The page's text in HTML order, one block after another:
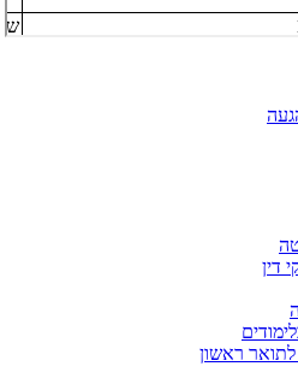
דין
לתואר ראשון